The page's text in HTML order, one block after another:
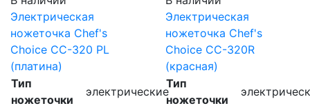
Электрическая
ножеточка Chef's
Choice CC-320 PL
(платина)
Тип
ножеточки
электрические
Электрическая
ножеточка Chef's
Choice CC-320R
(красная)
Тип
ножеточки